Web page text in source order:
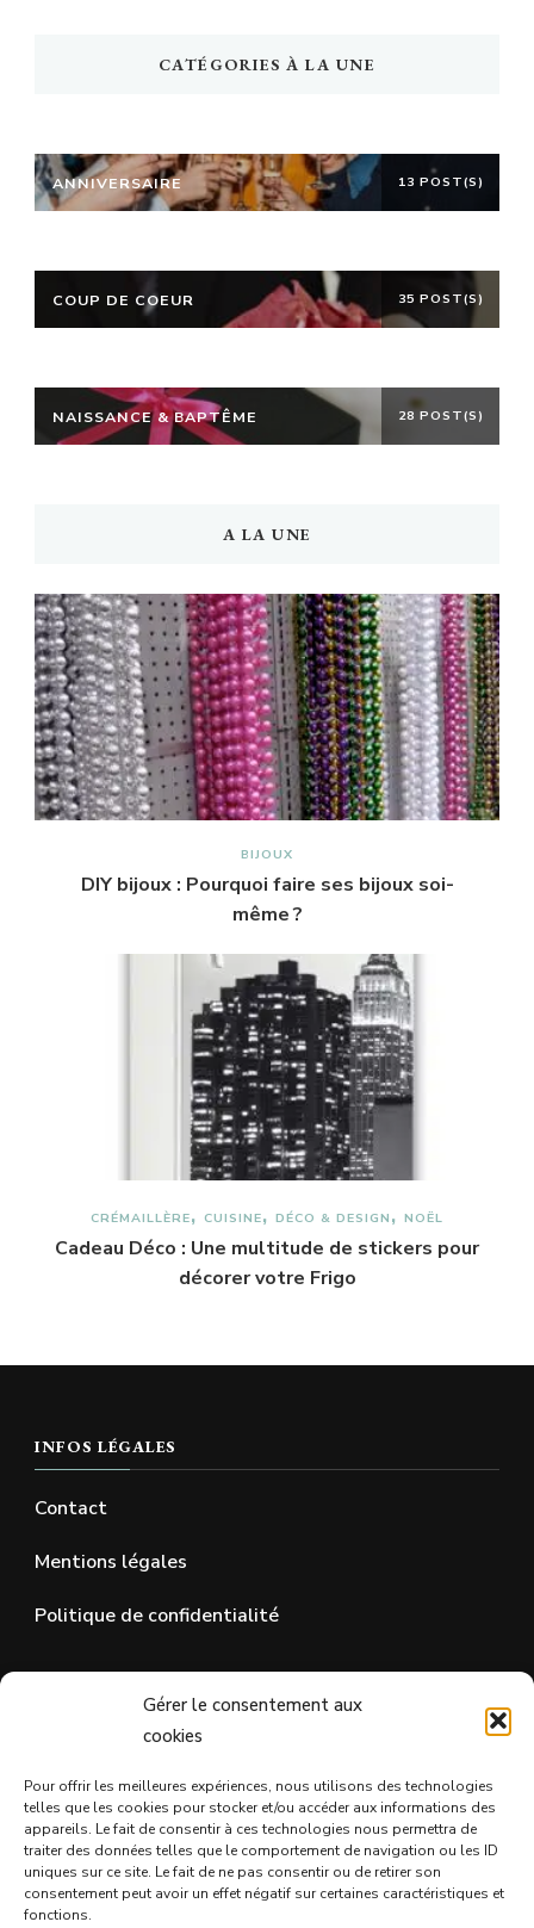
Gérer le consentement aux
cookies
Pour offrir les meilleures expériences, nous utilisons des technologies
telles que les cookies pour stocker et/ou accéder aux informations des
appareils. Le fait de consentir à ces technologies nous permettra de
traiter des données telles que le comportement de navigation ou les ID
uniques sur ce site. Le fait de ne pas consentir ou de retirer son
consentement peut avoir un effet négatif sur certaines caractéristiques et
fonctions.
CATÉGORIES À LA UNE
ANNIVERSAIRE 13 POST(S)
COUP DE COEUR 35 POST(S)
NAISSANCE & BAPTÊME 28 POST(S)
A LA UNE
BIJOUX
DIY bijoux : Pourquoi faire ses bijoux soi-
même ?
CRÉMAILLÈRE CUISINE DÉCO & DESIGN NOËL
Cadeau Déco : Une multitude de stickers pour
décorer votre Frigo
INFOS LÉGALES
Contact
Mentions légales
Politique de confidentialité
SUR LES RÉSEAUX SOCIAUX